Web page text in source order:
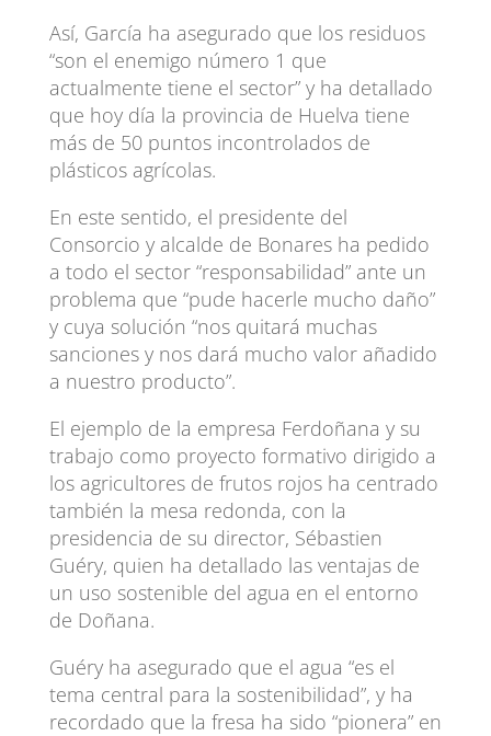
Así, García ha asegurado que los residuos
“son el enemigo número 1 que
actualmente tiene el sector” y ha detallado
que hoy día la provincia de Huelva tiene
más de 50 puntos incontrolados de
plásticos agrícolas.
En este sentido, el presidente del
Consorcio y alcalde de Bonares ha pedido
a todo el sector “responsabilidad” ante un
problema que “pude hacerle mucho daño”
y cuya solución “nos quitará muchas
sanciones y nos dará mucho valor añadido
a nuestro producto”.
El ejemplo de la empresa Ferdoñana y su
trabajo como proyecto formativo dirigido a
los agricultores de frutos rojos ha centrado
también la mesa redonda, con la
presidencia de su director, Sébastien
Guéry, quien ha detallado las ventajas de
un uso sostenible del agua en el entorno
de Doñana.
Guéry ha asegurado que el agua “es el
tema central para la sostenibilidad”, y ha
recordado que la fresa ha sido “pionera” en